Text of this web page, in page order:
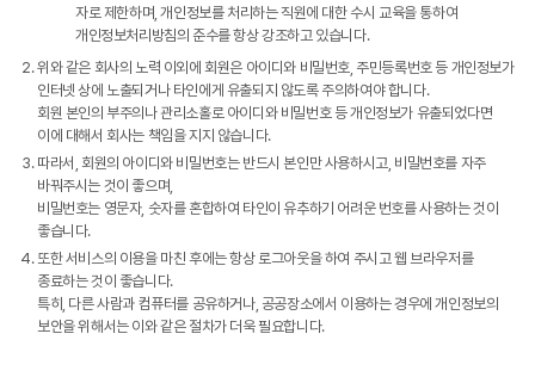
자로 제한하며, 개인정보를 처리하는 직원에 대한 수시 교육을 통하여
개인정보처리방침의 준수를 항상 강조하고 있습니다.
위와 같은 회사의 노력 이외에 회원은 아이디와 비밀번호, 주민등록번호 등 개인정보가
인터넷 상에 노출되거나 타인에게 유출되지 않도록 주의하여야 합니다.
회원 본인의 부주의나 관리소홀로 아이디와 비밀번호 등 개인정보가 유출되었다면
이에 대해서 회사는 책임을 지지 않습니다.
따라서, 회원의 아이디와 비밀번호는 반드시 본인만 사용하시고, 비밀번호를 자주
바꿔주시는 것이 좋으며,
비밀번호는 영문자, 숫자를 혼합하여 타인이 유추하기 어려운 번호를 사용하는 것이
좋습니다.
또한 서비스의 이용을 마친 후에는 항상 로그아웃을 하여 주시고 웹 브라우저를
종료하는 것이 좋습니다.
특히, 다른 사람과 컴퓨터를 공유하거나, 공공장소에서 이용하는 경우에 개인정보의
보안을 위해서는 이와 같은 절차가 더욱 필요합니다.